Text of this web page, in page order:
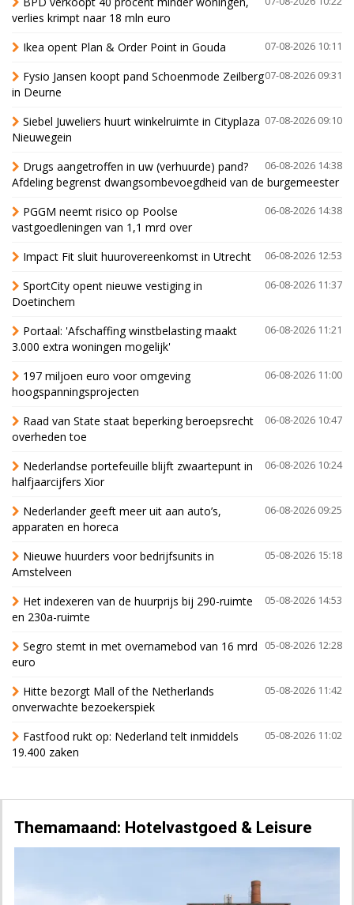
verlies krimpt naar 18 mln euro
07-08-2026 10:11
Ikea opent Plan & Order Point in Gouda
07-08-2026 09:31
Fysio Jansen koopt pand Schoenmode Zeilberg
in Deurne
07-08-2026 09:10
Siebel Juweliers huurt winkelruimte in Cityplaza
Nieuwegein
06-08-2026 14:38
Drugs aangetroffen in uw (verhuurde) pand?
Afdeling begrenst dwangsombevoegdheid van de burgemeester
06-08-2026 14:38
PGGM neemt risico op Poolse
vastgoedleningen van 1,1 mrd over
06-08-2026 12:53
Impact Fit sluit huurovereenkomst in Utrecht
06-08-2026 11:37
SportCity opent nieuwe vestiging in
Doetinchem
06-08-2026 11:21
Portaal: 'Afschaffing winstbelasting maakt
3.000 extra woningen mogelijk'
06-08-2026 11:00
197 miljoen euro voor omgeving
hoogspanningsprojecten
06-08-2026 10:47
Raad van State staat beperking beroepsrecht
overheden toe
06-08-2026 10:24
Nederlandse portefeuille blijft zwaartepunt in
halfjaarcijfers Xior
06-08-2026 09:25
Nederlander geeft meer uit aan auto’s,
apparaten en horeca
05-08-2026 15:18
Nieuwe huurders voor bedrijfsunits in
Amstelveen
05-08-2026 14:53
Het indexeren van de huurprijs bij 290-ruimte
en 230a-ruimte
05-08-2026 12:28
Segro stemt in met overnamebod van 16 mrd
euro
05-08-2026 11:42
Hitte bezorgt Mall of the Netherlands
onverwachte bezoekerspiek
05-08-2026 11:02
Fastfood rukt op: Nederland telt inmiddels
19.400 zaken
Themamaand: Hotelvastgoed & Leisure